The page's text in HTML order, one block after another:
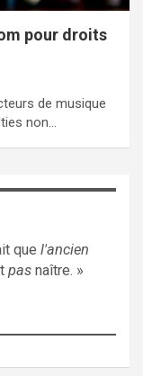
pour droits
de musique
non…
que l'ancien
pasnaître. »